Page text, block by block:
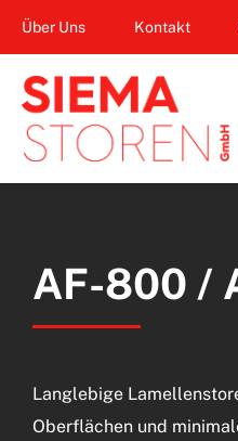
Zum
springen
Über Uns Kontakt
Fenster
AF-800 /
Langlebige
Oberflächen und